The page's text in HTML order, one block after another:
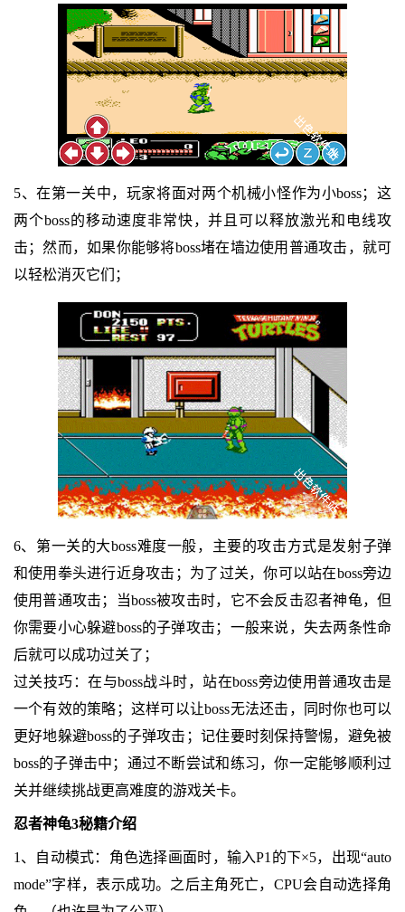
5、在第一关中，玩家将面对两个机械小怪作为小boss；这
两个boss的移动速度非常快，并且可以释放激光和电线攻
击；然而，如果你能够将boss堵在墙边使用普通攻击，就可
以轻松消灭它们；
6、第一关的大boss难度一般，主要的攻击方式是发射子弹
和使用拳头进行近身攻击；为了过关，你可以站在boss旁边
使用普通攻击；当boss被攻击时，它不会反击忍者神龟，但
你需要小心躲避boss的子弹攻击；一般来说，失去两条性命
后就可以成功过关了；
过关技巧：在与boss战斗时，站在boss旁边使用普通攻击是
一个有效的策略；这样可以让boss无法还击，同时你也可以
更好地躲避boss的子弹攻击；记住要时刻保持警惕，避免被
boss的子弹击中；通过不断尝试和练习，你一定能够顺利过
关并继续挑战更高难度的游戏关卡。
忍者神龟3秘籍介绍
1、自动模式：角色选择画面时，输入P1的下×5，出现“auto
mode”字样，表示成功。之后主角死亡，CPU会自动选择角